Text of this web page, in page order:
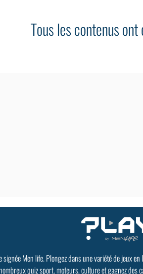
Tous les contenus
Men life. Plongez dans une variété de jeux
quiz sport, moteurs, culture et gagnez des